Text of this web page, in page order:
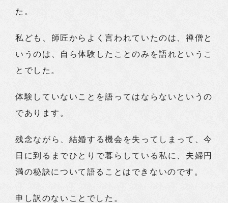
た。
私ども、師匠からよく言われていたのは、禅僧と
いうのは、自ら体験したことのみを語れというこ
とでした。
体験していないことを語ってはならないというの
であります。
残念ながら、結婚する機会を失ってしまって、今
日に到るまでひとりで暮らしている私に、夫婦円
満の秘訣について語ることはできないのです。
申し訳のないことでした。